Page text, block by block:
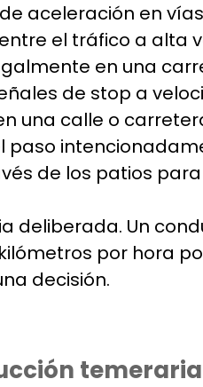
aceleración en
el tráfico a alta
en una
de stop a
una calle o
paso
de los patios
deliberada. Un
por hora
decisión.